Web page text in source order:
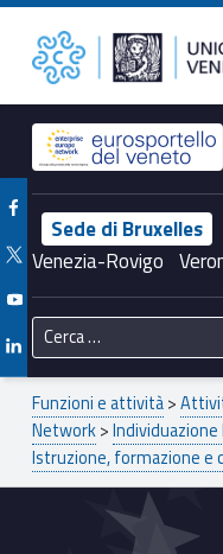
UDENE – Unioncamere del Veneto
Header info sidebar
Sede di Bruxelles
Venezia-Rovigo
Facebook Unioncamere Veneto
Twitter Unioncamere Veneto
Youtube Unioncamere Veneto
Linkedin Unioncamere Veneto
Ricerca per:
Breadcrumbs navigation
Funzioni e attività>
Network>Individuazione
Istruzione, formazione e